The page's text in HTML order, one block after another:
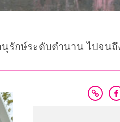
กษ์ระดับตำนาน ไปจนถึง